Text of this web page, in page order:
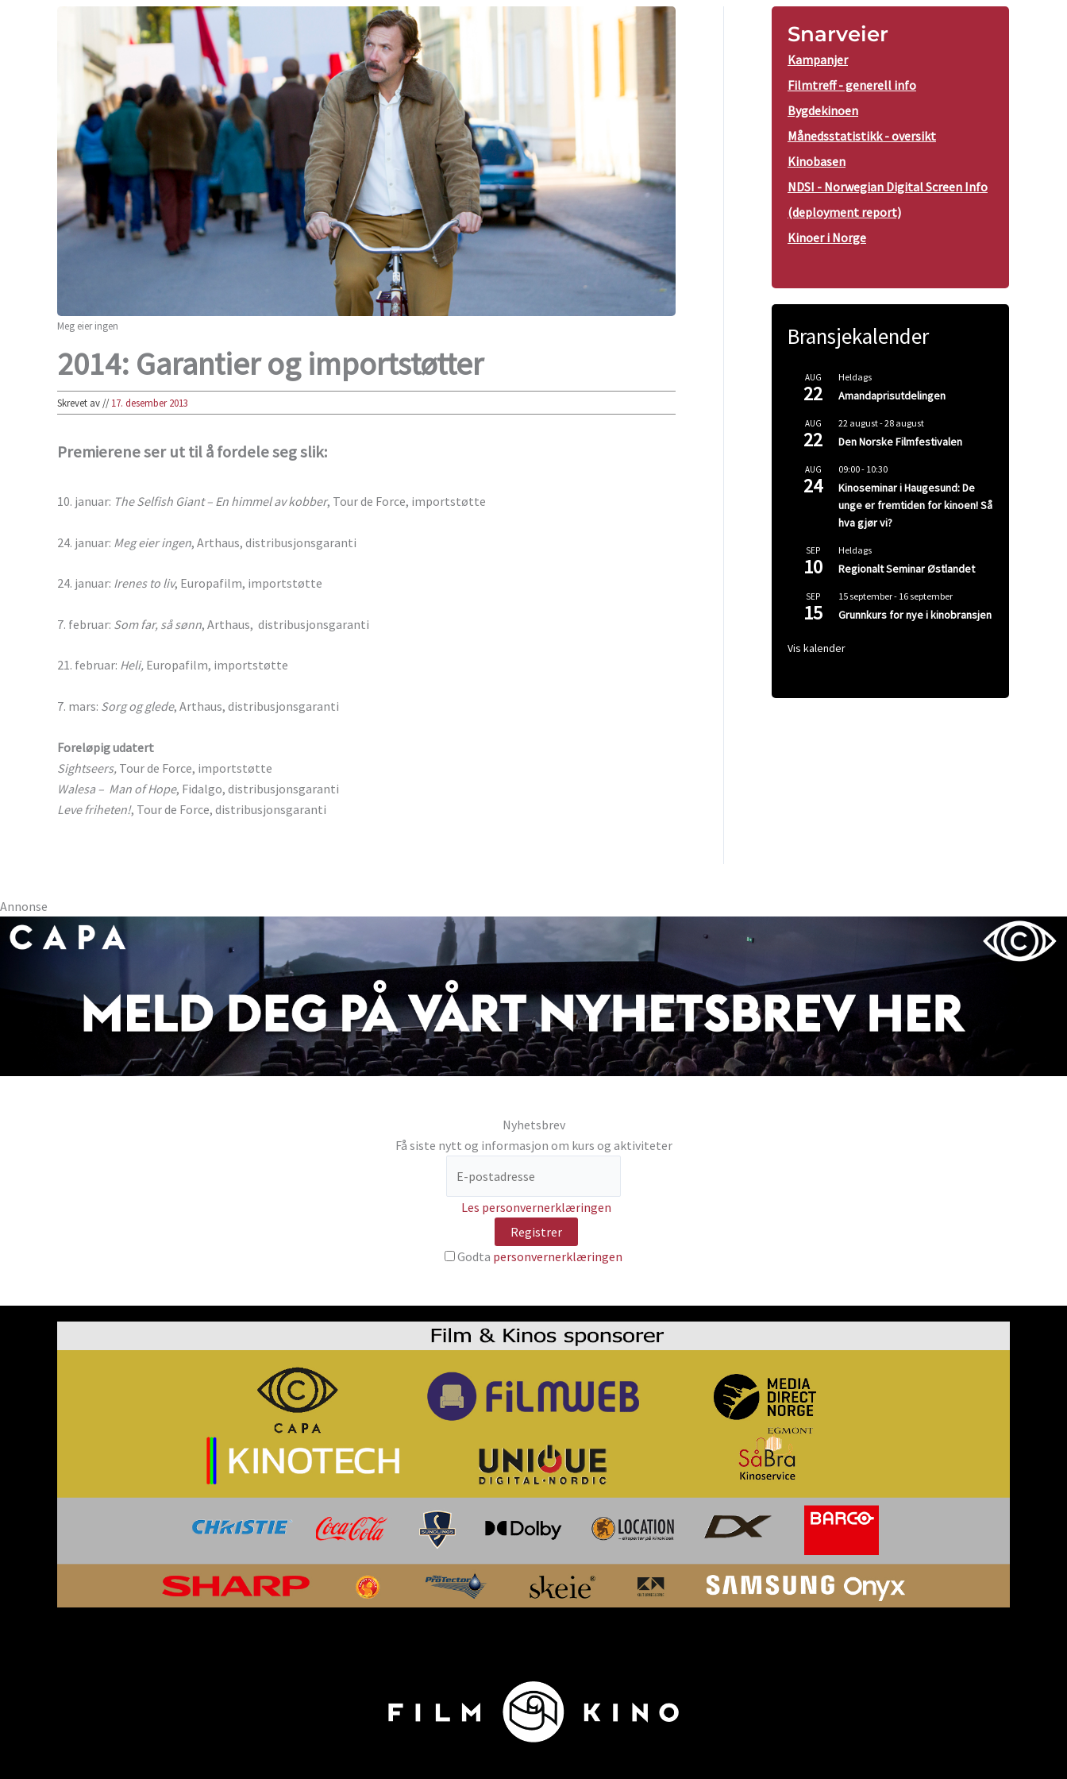
Meg eier ingen
2014: Garantier og importstøtter
Skrevet av //17. desember 2013
Premierene ser ut til å fordele seg slik:
10. januar: The Selfish Giant – En himmel av kobber, Tour de Force, importstøtte
24. januar: Meg eier ingen, Arthaus, distribusjonsgaranti
24. januar: Irenes to liv, Europafilm, importstøtte
7. februar: Som far, så sønn, Arthaus, distribusjonsgaranti
21. februar: Heli, Europafilm, importstøtte
7. mars: Sorg og glede, Arthaus, distribusjonsgaranti
Foreløpig udatert
Sightseers, Tour de Force, importstøtte
Walesa – Man of Hope, Fidalgo, distribusjonsgaranti
Leve friheten!, Tour de Force, distribusjonsgaranti
Snarveier
Kampanjer
Filmtreff - generell info
Bygdekinoen
Månedsstatistikk - oversikt
Kinobasen
NDSI - Norwegian Digital Screen Info
(deployment report)
Kinoer i Norge
Bransjekalender
AUG
22
Heldags
Amandaprisutdelingen
AUG
22
22 august-28 august
Den Norske Filmfestivalen
AUG
24
09:00- 10:30
Kinoseminar i Haugesund: De
unge er fremtiden for kinoen! Så
hva gjør vi?
SEP
10
Heldags
Regionalt Seminar Østlandet
SEP
15
15 september- 16 september
Grunnkurs for nye i kinobransjen
Vis kalender
Annonse
Nyhetsbrev
Få siste nytt og informasjon om kurs og aktiviteter
Les personvernerklæringen
Godta personvernerklæringen